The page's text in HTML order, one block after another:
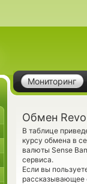
Мониторинг
Обмен
В таблице
курсу обмена в
валюты Sense
сервиса.
Если вы
рассказывающее